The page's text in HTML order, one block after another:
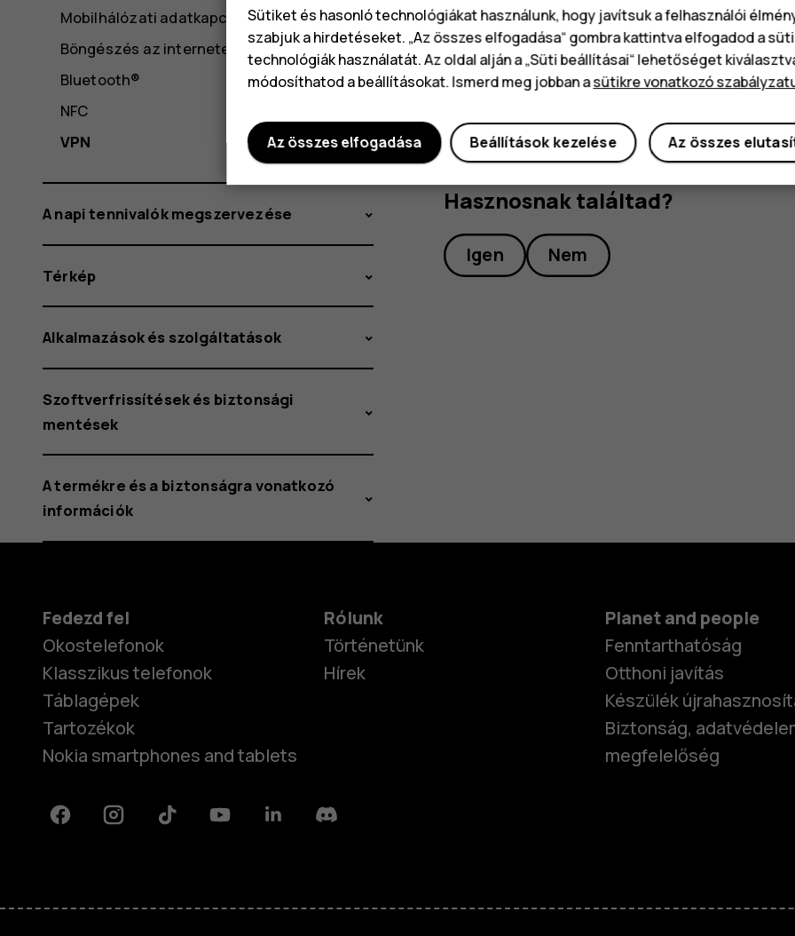
Koppintson asettings elemre a profil neve
Koppintson aVPN ELFELEJTÉSElehetőségre.
Hasznosnak találtad?
Igen Nem
Mobilhálózati adatkapcsolat használata
Böngészés az interneten
Bluetooth®
NFC
VPN
A napi tennivalók megszervezése
Térkép
Alkalmazások és szolgáltatások
Szoftverfrissítések és biztonsági
mentések
A termékre és a biztonságra vonatkozó
információk
Fedezd fel
Okostelefonok
Klasszikus telefonok
Táblagépek
Tartozékok
Nokia smartphones and tablets
Rólunk
Történetünk
Hírek
Planet and people
Fenntarthatóság
Otthoni javítás
Készülék
Biztonság,
megfelelőség
FacebookInstagramTiktok YoutubeLinkedinDiscord
Sütiket és hasonló technológiákat használunk, hogy javítsuk a felhasználói
szabjuk a hirdetéseket. „Az összes elfogadása“ gombra kattintva elfogadod a
technológiák használatát. Az oldal alján a „Süti beállításai“ lehetőséget
módosíthatod a beállításokat. Ismerd meg jobban asütikre vonatkozó
Az összes
Beállítások kezelése
Az összes elfogadása